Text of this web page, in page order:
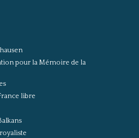
pour la Mémoire de la
libre